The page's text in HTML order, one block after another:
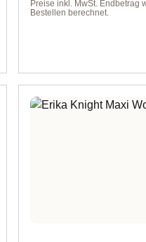
Preise inkl. MwSt. Endbetrag
Bestellen berechnet.